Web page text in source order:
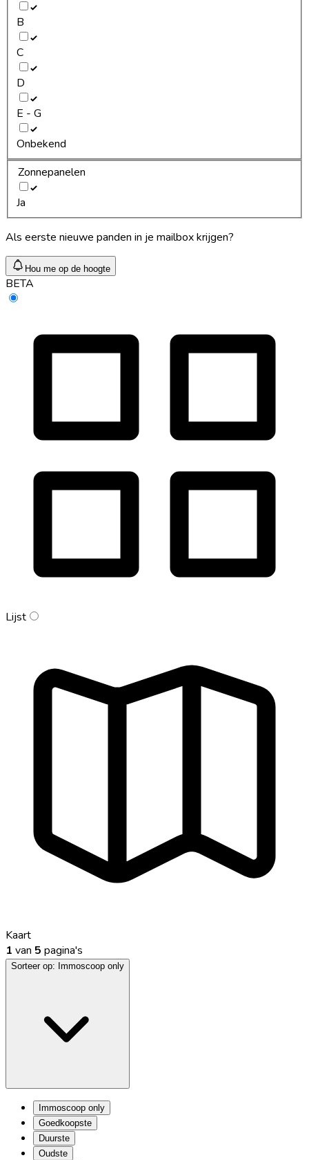
B
C
D
E - G
Onbekend
Zonnepanelen
Ja
Als eerste nieuwe panden in je mailbox krijgen?
Hou me op de hoogte
BETA
Lijst
Kaart
1 van 5 pagina's
Sorteer op: Immoscoop only
Immoscoop only
Goedkoopste
Duurste
Oudste